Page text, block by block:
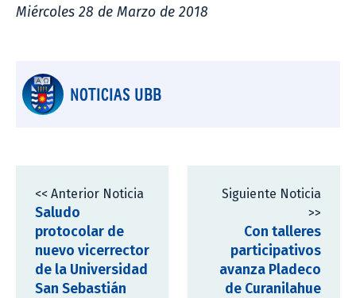
Miércoles 28 de Marzo de 2018
NOTICIAS UBB
<< Anterior Noticia
Saludo
protocolar de
nuevo vicerrector
de la Universidad
San Sebastián
Siguiente Noticia
>>
Con talleres
participativos
avanza Pladeco
de Curanilahue